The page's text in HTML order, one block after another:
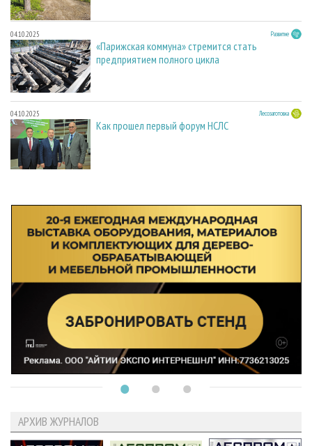
04.10.2025 Развитие
«Парижская коммуна» стремится стать
предприятием полного цикла
04.10.2025 Лесозаготовка
Как прошел первый форум НСЛС
АРХИВ ЖУРНАЛОВ